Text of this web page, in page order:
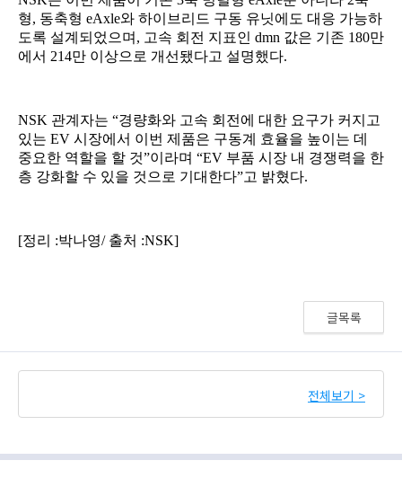
글목록
전체보기 >